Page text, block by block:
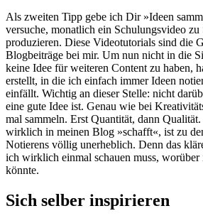
Als zweiten Tipp gebe ich Dir »Ideen
versuche, monatlich ein Schulungsvideo zu
produzieren. Diese Videotutorials sind die
Blogbeiträge bei mir. Um nun nicht in die
keine Idee für weiteren Content zu haben,
erstellt, in die ich einfach immer Ideen
einfällt. Wichtig an dieser Stelle: nicht
eine gute Idee ist. Genau wie bei
mal sammeln. Erst Quantität, dann Qualität.
wirklich in meinen Blog »schafft«, ist zu
Notierens völlig unerheblich. Denn das
ich wirklich einmal schauen muss, worüber
könnte.
Sich selber inspirieren